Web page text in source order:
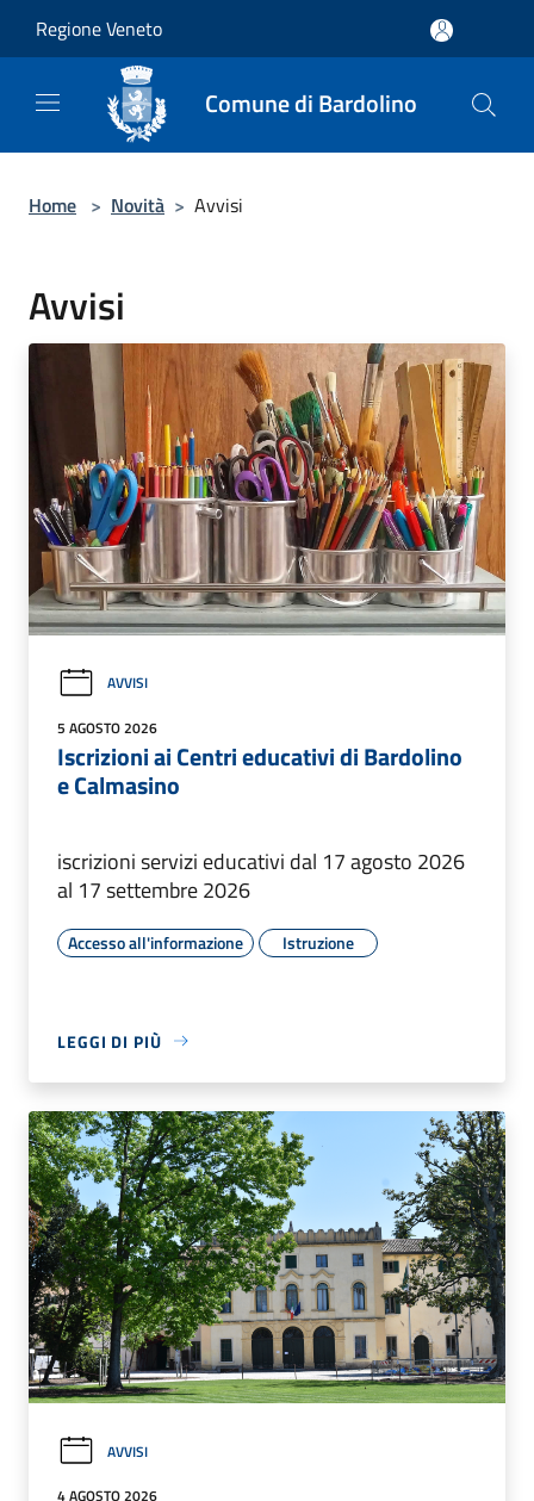
Regione Veneto
Comune di Bardolino
Home > Novità > Avvisi
Avvisi
AVVISI
5 AGOSTO 2026
Iscrizioni ai Centri educativi di Bardolino
e Calmasino
iscrizioni servizi educativi dal 17 agosto 2026
al 17 settembre 2026
Accesso all'informazione Istruzione
LEGGI DI PIÙ
AVVISI
4 AGOSTO 2026